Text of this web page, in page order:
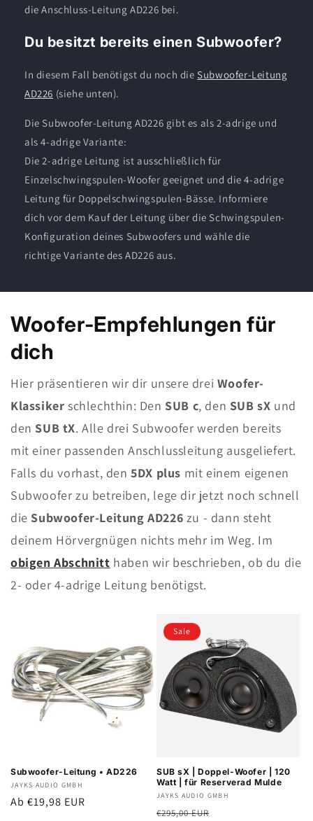
die Anschluss-Leitung AD226 bei.
Du besitzt bereits einen Subwoofer?
In diesem Fall benötigst du noch die Subwoofer-Leitung
AD226 (siehe unten).
Die Subwoofer-Leitung AD226 gibt es als 2-adrige und
als 4-adrige Variante:
Die 2-adrige Leitung ist ausschließlich für
Einzelschwingspulen-Woofer geeignet und die 4-adrige
Leitung für Doppelschwingspulen-Bässe. Informiere
dich vor dem Kauf der Leitung über die Schwingspulen-
Konfiguration deines Subwoofers und wähle die
richtige Variante des AD226 aus.
Woofer-Empfehlungen für
dich
Hier präsentieren wir dir unsere drei Woofer-
Klassiker schlechthin: Den SUB c, den SUB sX und
den SUB tX. Alle drei Subwoofer werden bereits
mit einer passenden Anschlussleitung ausgeliefert.
Falls du vorhast, den5DX plus mit einem eigenen
Subwoofer zu betreiben, lege dir jetzt noch schnell
die Subwoofer-Leitung AD226 zu - dann steht
deinem Hörvergnügen nichts mehr im Weg. Im
obigen Abschnitt haben wir beschrieben, ob du die
2- oder 4-adrige Leitung benötigst.
Subwoofer-Leitung • AD226
Anbieter:
JAYKS AUDIO GMBH
Normaler
Ab €19,98 EUR
Sale
SUB sX | Doppel-Woofer | 120
Watt | für Reserverad Mulde
Anbieter:
JAYKS AUDIO GMBH
Normaler
€295,00 EUR